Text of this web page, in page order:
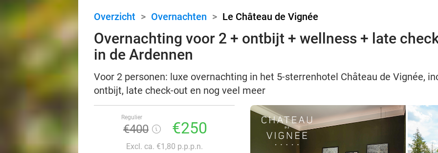
Overzicht > Overnachten > Le Château de Vignée
Overnachting voor 2 + ontbijt + wellness + late
in de Ardennen
Voor 2 personen: luxe overnachting in het 5-sterrenhotel Château de Vignée,
ontbijt, late check-out en nog veel meer
Regulier
€400 €250
Excl. ca. €1,80 p.p.p.n.